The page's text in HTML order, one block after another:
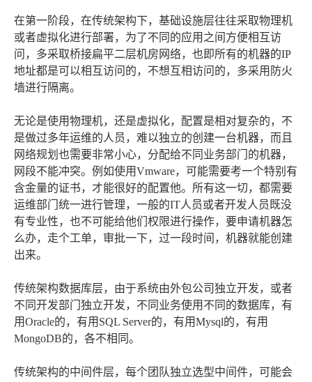
在第一阶段，在传统架构下，基础设施层往往采取物理机
或者虚拟化进行部署，为了不同的应用之间方便相互访
问，多采取桥接扁平二层机房网络，也即所有的机器的IP
地址都是可以相互访问的，不想互相访问的，多采用防火
墙进行隔离。
无论是使用物理机，还是虚拟化，配置是相对复杂的，不
是做过多年运维的人员，难以独立的创建一台机器，而且
网络规划也需要非常小心，分配给不同业务部门的机器，
网段不能冲突。例如使用Vmware，可能需要考一个特别有
含金量的证书，才能很好的配置他。所有这一切，都需要
运维部门统一进行管理，一般的IT人员或者开发人员既没
有专业性，也不可能给他们权限进行操作，要申请机器怎
么办，走个工单，审批一下，过一段时间，机器就能创建
出来。
传统架构数据库层，由于系统由外包公司独立开发，或者
不同开发部门独立开发，不同业务使用不同的数据库，有
用Oracle的，有用SQL Server的，有用Mysql的，有用
MongoDB的，各不相同。
传统架构的中间件层，每个团队独立选型中间件，可能会